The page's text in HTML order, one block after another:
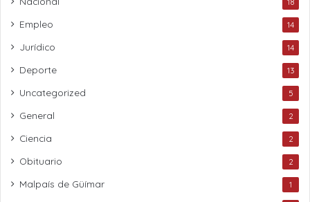
Empleo 14
Jurídico 14
Deporte 13
Uncategorized 5
General 2
Ciencia 2
Obituario 2
Malpaís de Güímar 1